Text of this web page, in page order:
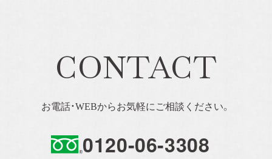
CONTACT
お電話・WEBからお気軽にご相談ください。
0120-06-3308